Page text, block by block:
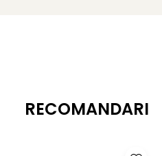
RECOMANDARI